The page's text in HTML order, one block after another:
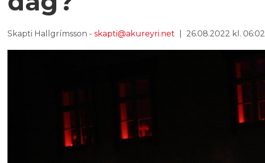
Skapti Hallgrímsson - skapti@akureyri.net 26.08.2022 kl. 06:02